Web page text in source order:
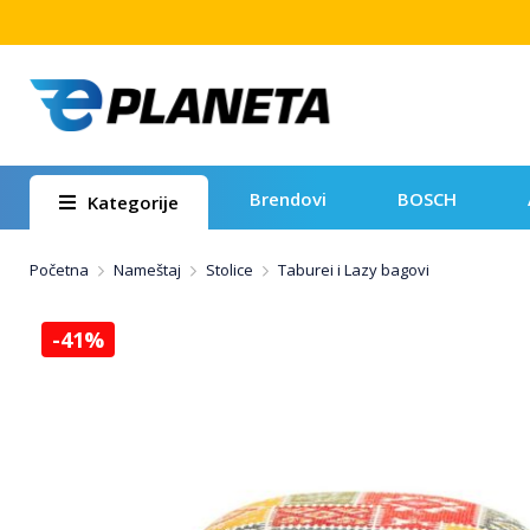
Kategorije Brendovi BOSCH
Početna Nameštaj Stolice Taburei i Lazy bagovi
-41%